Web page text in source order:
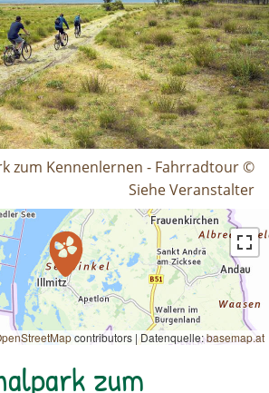
zum Kennenlernen - Fahrradtour ©
Siehe Veranstalter
contributors |Datenquelle:basemap.at
zum